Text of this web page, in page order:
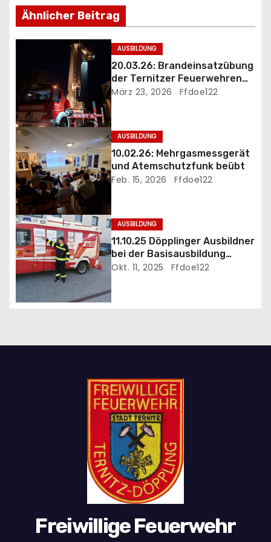
n
v
i
g
a
t
i
o
n
Ähnlicher Beitrag
AUSBILDUNG
20.03.26: Brandeinsatzübung
der Ternitzer Feuerwehren
FF Döppling und FF St.Johann
März 23, 2026 Ffdoe122
AUSBILDUNG
10.02.26: Mehrgasmessgerät
und Atemschutzfunk beübt
Feb. 15, 2026 Ffdoe122
AUSBILDUNG
11.10.25 Döpplinger Ausbildner
bei der Basisausbildung
eingesetzt
Okt. 11, 2025 Ffdoe122
Freiwillige Feuerwehr